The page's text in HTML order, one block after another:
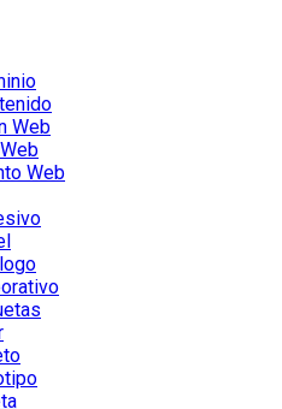
Web
Web